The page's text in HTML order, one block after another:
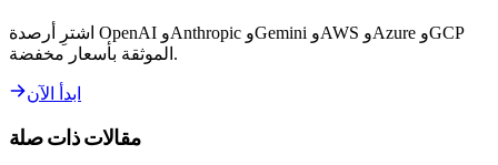
اشترِ أرصدة OpenAI وAnthropic وGemini وAWS وAzure وGCP
الموثقة بأسعار مخفضة.
ابدأ الآن
مقالات ذات صلة